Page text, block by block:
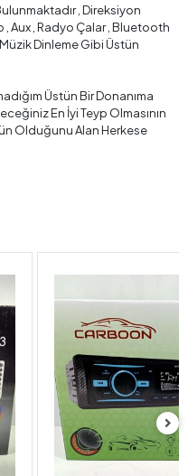
, Direksiyon
Aux , Radyo Çalar , Bluetooth
Dinleme Gibi Üstün
Üstün Bir Donanıma
En İyi Teyp Olmasının
Olduğunu Alan Herkese